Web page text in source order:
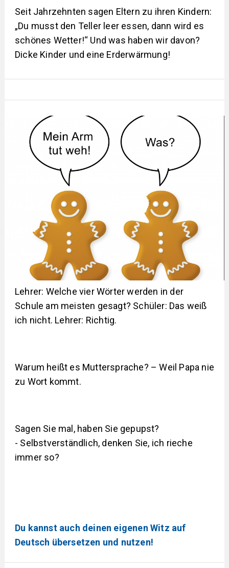
Seit Jahrzehnten sagen Eltern zu ihren Kindern:
„Du musst den Teller leer essen, dann wird es
schönes Wetter!“ Und was haben wir davon?
Dicke Kinder und eine Erderwärmung!
Lehrer: Welche vier Wörter werden in der
Schule am meisten gesagt? Schüler: Das weiß
ich nicht. Lehrer: Richtig.
Warum heißt es Muttersprache? – Weil Papa nie
zu Wort kommt.
Sagen Sie mal, haben Sie gepupst?
- Selbstverständlich, denken Sie, ich rieche
immer so?
Du kannst auch deinen eigenen Witz auf
Deutsch übersetzen und nutzen!